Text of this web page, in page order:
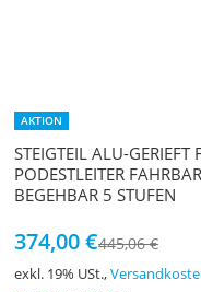
AKTION
STEIGTEIL ALU-GERIEFT
PODESTLEITER
BEGEHBAR 5 STUFEN
374,00 €445,06 €
exkl. 19% USt.,